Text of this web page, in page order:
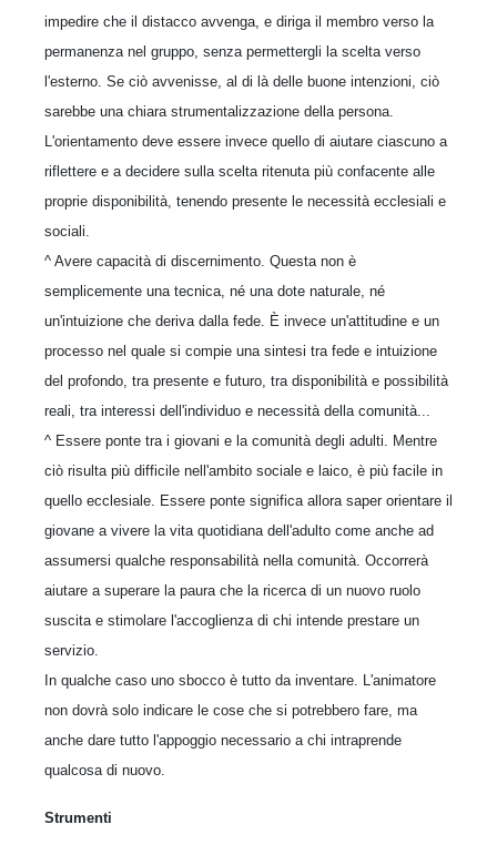
impedire che il distacco avvenga, e diriga il membro verso la
permanenza nel gruppo, senza permettergli la scelta verso
l'esterno. Se ciò avvenisse, al di là delle buone intenzioni, ciò
sarebbe una chiara strumentalizzazione della persona.
L'orientamento deve essere invece quello di aiutare ciascuno a
riflettere e a decidere sulla scelta ritenuta più confacente alle
proprie disponibilità, tenendo presente le necessità ecclesiali e
sociali.
^ Avere capacità di discernimento. Questa non è
semplicemente una tecnica, né una dote naturale, né
un'intuizione che deriva dalla fede. È invece un'attitudine e un
processo nel quale si compie una sintesi tra fede e intuizione
del profondo, tra presente e futuro, tra disponibilità e possibilità
reali, tra interessi dell'individuo e necessità della comunità...
^ Essere ponte tra i giovani e la comunità degli adulti. Mentre
ciò risulta più difficile nell'ambito sociale e laico, è più facile in
quello ecclesiale. Essere ponte significa allora saper orientare il
giovane a vivere la vita quotidiana dell'adulto come anche ad
assumersi qualche responsabilità nella comunità. Occorrerà
aiutare a superare la paura che la ricerca di un nuovo ruolo
suscita e stimolare l'accoglienza di chi intende prestare un
servizio.
In qualche caso uno sbocco è tutto da inventare. L'animatore
non dovrà solo indicare le cose che si potrebbero fare, ma
anche dare tutto l'appoggio necessario a chi intraprende
qualcosa di nuovo.
Strumenti